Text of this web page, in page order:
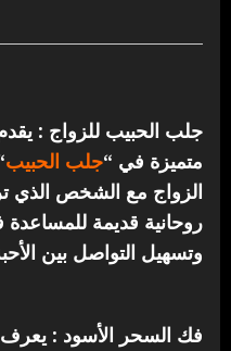
جلب الحبيب للزواج :
متميزة في “جلب الحبيب
الزواج مع الشخص الذي
روحانية قديمة للمساعدة
وتسهيل التواصل بين
فك السحر الأسود : يعرف